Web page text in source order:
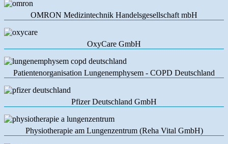
OMRON Medizintechnik Handelsgesellschaft mbH
OxyCare GmbH
Patientenorganisation Lungenemphysem - COPD Deutschland
Pfizer Deutschland GmbH
Physiotherapie am Lungenzentrum (Reha Vital GmbH)